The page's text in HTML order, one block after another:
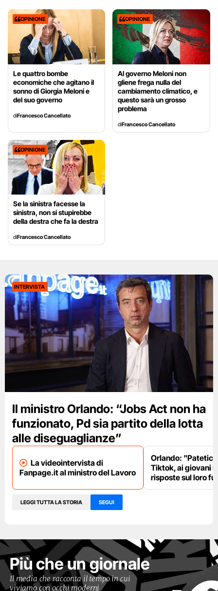
OPINIONE
Le quattro bombe
economiche che agitano il
sonno di Giorgia Meloni e
del suo governo
diFrancesco Cancellato
OPINIONE
Al governo Meloni non
gliene frega nulla del
cambiamento climatico, e
questo sarà un grosso
problema
diFrancesco Cancellato
OPINIONE
Se la sinistra facesse la
sinistra, non si stupirebbe
della destra che fa la destra
diFrancesco Cancellato
INTERVISTA
Il ministro Orlando: “Jobs Act non ha
funzionato, Pd sia partito della lotta
alle diseguaglianze”
La videointervista di
Fanpage.it al ministro del Lavoro
Orlando: "Patetici
Tiktok, ai giovani
risposte sul loro
LEGGI TUTTA LA STORIA SEGUI
Più che un giornale
Il media che racconta il tempo in cui
viviamo con occhi moderni